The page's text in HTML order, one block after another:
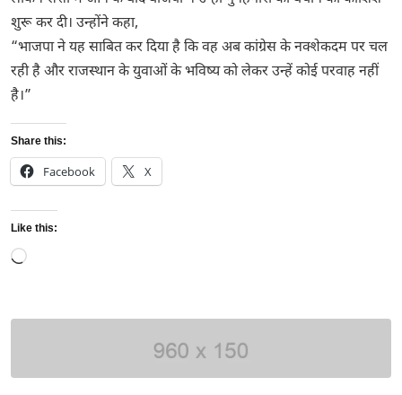
शुरू कर दी। उन्होंने कहा,
“भाजपा ने यह साबित कर दिया है कि वह अब कांग्रेस के नक्शेकदम पर चल
रही है और राजस्थान के युवाओं के भविष्य को लेकर उन्हें कोई परवाह नहीं
है।”
Share this:
Facebook X
Like this:
Loading…